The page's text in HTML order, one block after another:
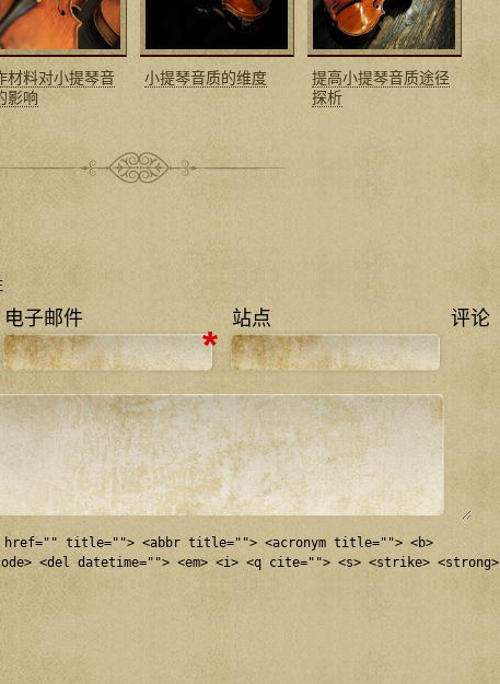
材料对小提琴音
影响
小提琴音质的维度
提高小提琴音质途径
探析
电子邮件
*
站点 评论
href="" title=""> <abbr title=""> <acronym title=""> <b>
<del datetime=""> <em> <i> <q cite=""> <s> <strike> <strong>